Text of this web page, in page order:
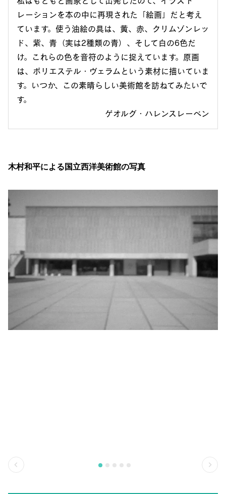
レーションを本の中に再現された「絵画」だと考え
ています。使う油絵の具は、黄、赤、クリムゾンレッ
ド、紫、青（実は2種類の青）、そして白の6色だ
け。これらの色を音符のように捉えています。原画
は、ポリエステル・ヴェラムという素材に描いていま
す。いつか、この素晴らしい美術館を訪ねてみたいで
す。
ゲオルグ・ハレンスレーベン
木村和平による国立西洋美術館の写真